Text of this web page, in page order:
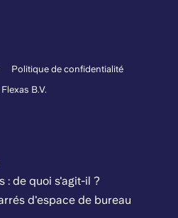
Politique de confidentialité
B.V.
: de quoi s'agit-il ?
d'espace de bureau